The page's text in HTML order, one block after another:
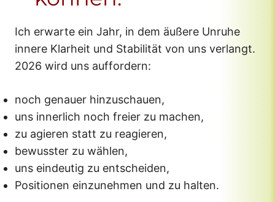
Ich erwarte ein Jahr, in dem äußere Unruhe
innere Klarheit und Stabilität von uns verlangt.
2026 wird uns auffordern:
noch genauer hinzuschauen,
uns innerlich noch freier zu machen,
zu agieren statt zu reagieren,
bewusster zu wählen,
uns eindeutig zu entscheiden,
Positionen einzunehmen und zu halten.